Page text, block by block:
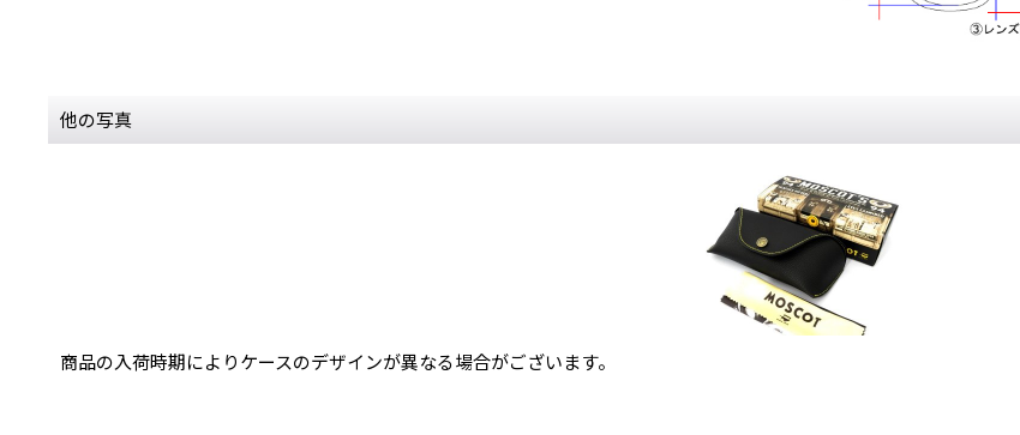
他の写真
商品の入荷時期によりケースのデザインが異なる場合がございます。